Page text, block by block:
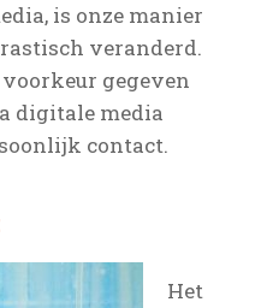
is onze manier
veranderd.
gegeven
digitale media
contact.
Het